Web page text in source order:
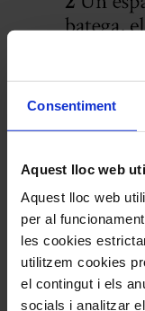
Consentiment
Aquest lloc web
Aquest lloc web
per al
les cookies
utilitzem cookies
el contingut i els
socials i analitzar